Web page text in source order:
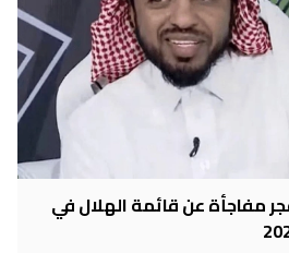
مفاجأة عن قائمة الهلال في